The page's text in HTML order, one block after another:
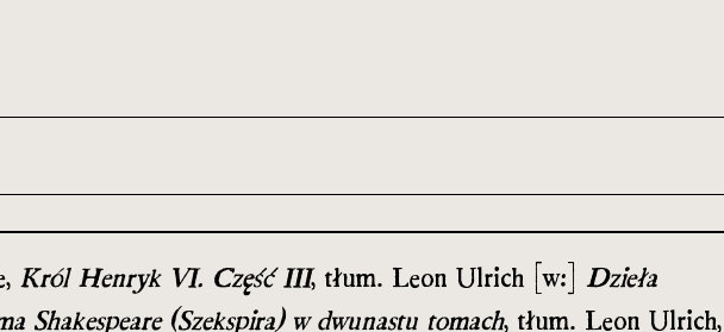
Król Henryk VI. Część III, tłum. Leon Ulrich [w:] Dzieła
Shakespeare (Szekspira) w dwunastu tomach, tłum. Leon Ulrich,